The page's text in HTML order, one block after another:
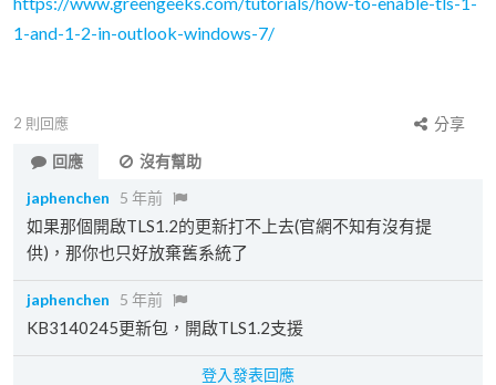
1-and-1-2-in-outlook-windows-7/
2 則回應
分享
回應
沒有幫助
japhenchen
5 年前
如果那個開啟TLS1.2的更新打不上去(官網不知有沒有提
供)，那你也只好放棄舊系統了
japhenchen 5 年前
KB3140245更新包，開啟TLS1.2支援
登入發表回應